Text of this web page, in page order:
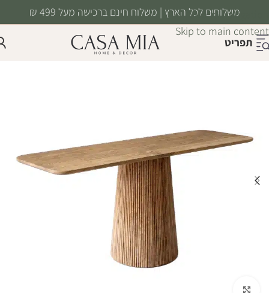
Skip to navigation
Skip to main content
משלוחים לכל הארץ | משלוח חינם ברכישה מעל 499 ₪
תפריט